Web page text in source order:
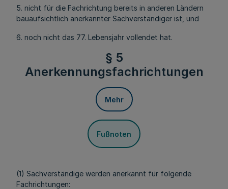
5. nicht für die Fachrichtung bereits in anderen Ländern
bauaufsichtlich anerkannter Sachverständiger ist, und
6. noch nicht das 77. Lebensjahr vollendet hat.
§ 5
Anerkennungsfachrichtungen
Mehr
Fußnoten
(1) Sachverständige werden anerkannt für folgende
Fachrichtungen: